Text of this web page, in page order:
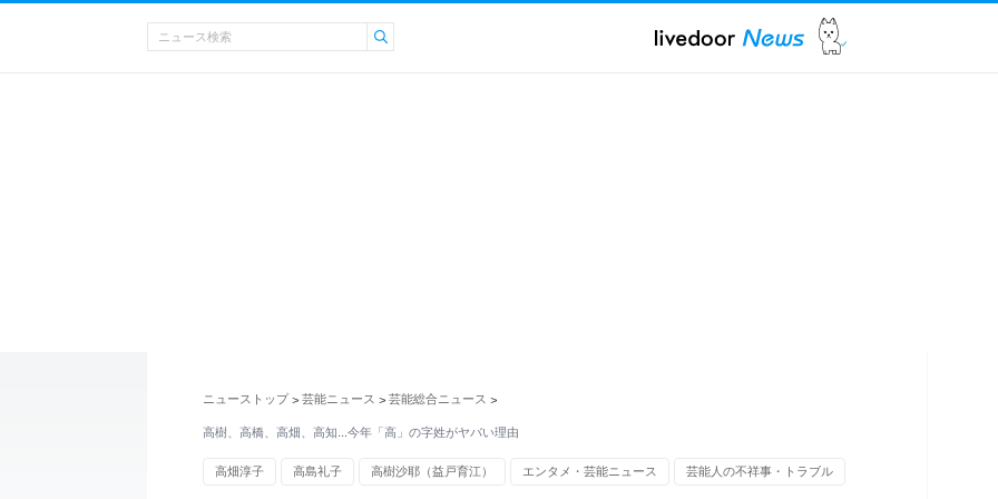
ニューストップ > 芸能ニュース > 芸能総合ニュース >
高樹、高橋、高畑、高知…今年「高」の字姓がヤバい理由
高畑淳子 高島礼子 高樹沙耶（益戸育江） エンタメ・芸能ニュース 芸能人の不祥事・トラブル